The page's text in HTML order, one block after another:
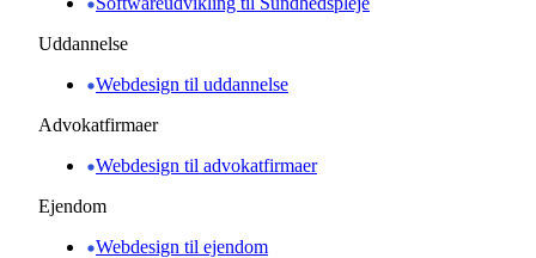
Uddannelse
Webdesign til uddannelse
Advokatfirmaer
Webdesign til advokatfirmaer
Ejendom
Webdesign til ejendom